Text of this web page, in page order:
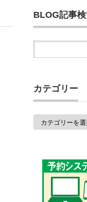
BLOG記事
カテゴリー
カ